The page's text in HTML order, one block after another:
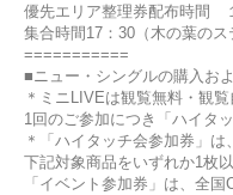
優先エリア整理券配布時間
集合時間17：30（木の葉のス
===========
■ニュー・シングルの購入お
＊ミニLIVEは観覧無料・観
1回のご参加につき「ハイタ
＊「ハイタッチ会参加券」
下記対象商品をいずれか1枚
「イベント参加券」は、全